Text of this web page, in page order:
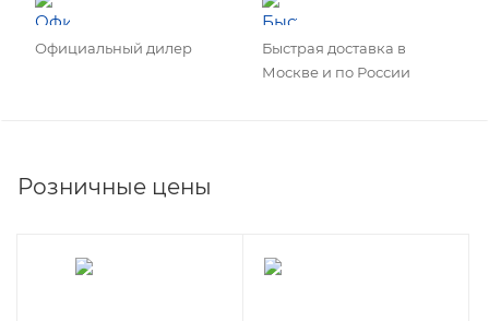
Официальный дилер
Быстрая доставка в
Москве и по России
Розничные цены